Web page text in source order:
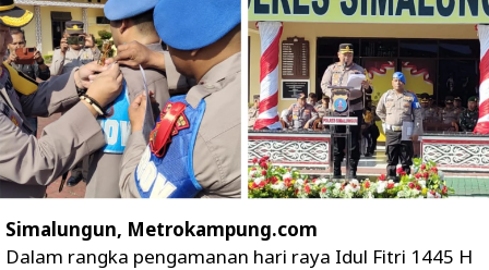
Simalungun, Metrokampung.com
Dalam rangka pengamanan hari raya Idul Fitri 1445 H